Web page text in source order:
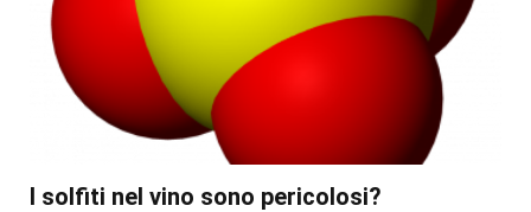
I solfiti nel vino sono pericolosi?